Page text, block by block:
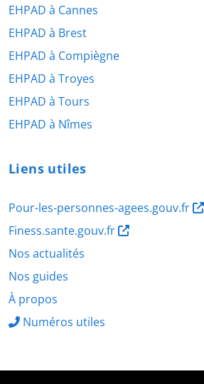
EHPAD à Cannes
EHPAD à Brest
EHPAD à Compiègne
EHPAD à Troyes
EHPAD à Tours
EHPAD à Nîmes
Liens utiles
Pour-les-personnes-agees.gouv.fr
Finess.sante.gouv.fr
Nos actualités
Nos guides
À propos
Numéros utiles